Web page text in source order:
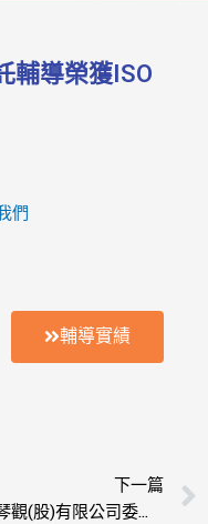
輔導榮獲ISO
們
輔導實績
下一篇
感謝琴觀(股)有限公司委託輔導榮獲ISO 9001認證